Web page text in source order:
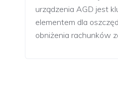
urządzenia AGD jest
elementem dla
obniżenia rachunków